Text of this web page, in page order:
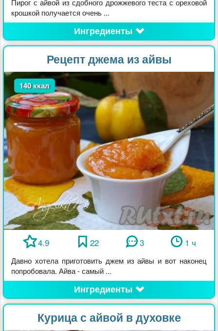
Пирог с айвой из сдобного дрожжевого теста с ореховой
крошкой получается очень ...
Ингредиенты
Рецепт джема из айвы
140 ккал
4.9 22 3 1 ч
Давно хотела приготовить джем из айвы и вот наконец
попробовала. Айва - самый ...
Ингредиенты
Курица с айвой в духовке